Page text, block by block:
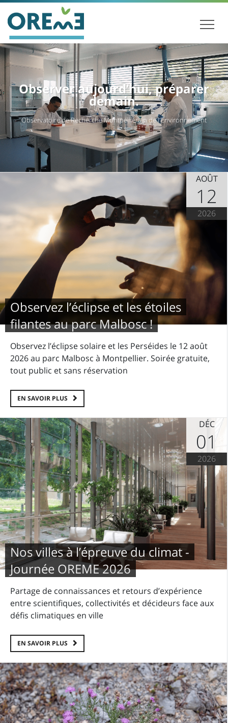
Observer aujourd’hui, préparer
demain.
Observatoire de Recherche Montpelliérain de l'Environnement
AOÛT
12
2026
Observez l’éclipse et les étoiles
filantes au parc Malbosc !
Observez l’éclipse solaire et les Perséides le 12 août
2026 au parc Malbosc à Montpellier. Soirée gratuite,
tout public et sans réservation
EN SAVOIR PLUS
DÉC
01
2026
Nos villes à l’épreuve du climat -
Journée OREME 2026
Partage de connaissances et retours d’expérience
entre scientifiques, collectivités et décideurs face aux
défis climatiques en ville
EN SAVOIR PLUS